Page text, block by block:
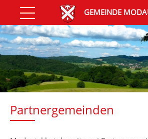
GEMEINDE
Partnergemeinden